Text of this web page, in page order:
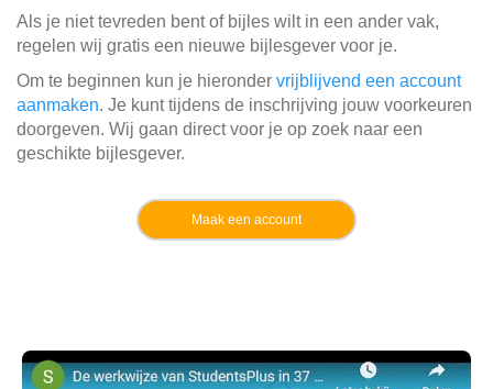
Als je niet tevreden bent of bijles wilt in een ander vak,
regelen wij gratis een nieuwe bijlesgever voor je.
Om te beginnen kun je hieronder vrijblijvend een account
aanmaken. Je kunt tijdens de inschrijving jouw voorkeuren
doorgeven. Wij gaan direct voor je op zoek naar een
geschikte bijlesgever.
Maak een account